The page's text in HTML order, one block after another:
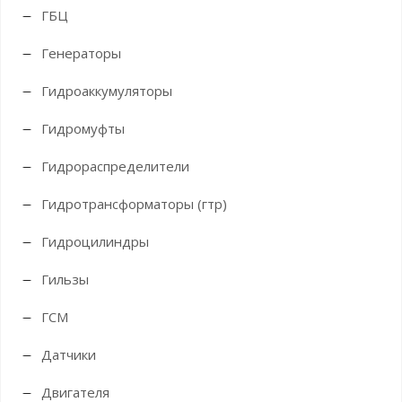
ГБЦ
Генераторы
Гидроаккумуляторы
Гидромуфты
Гидрораспределители
Гидротрансформаторы (гтр)
Гидроцилиндры
Гильзы
ГСМ
Датчики
Двигателя